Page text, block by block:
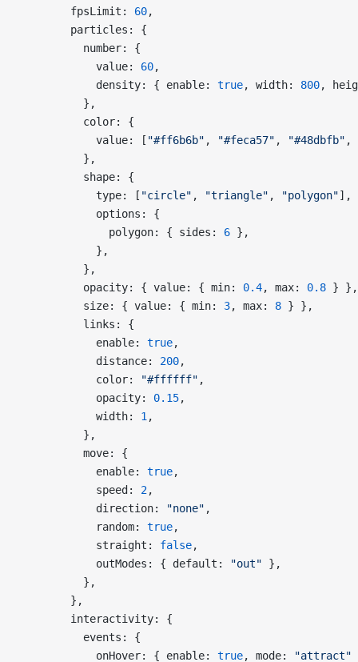
        fpsLimit:
60,
        particles: {
          number: {
            value:
60,
            density: { enable:
true, width: 800,
          },
          color: {
            value: [
"#ff6b6b" , "#feca57" , "#48dbfb" ,
          },
          shape: {
            type: [
"circle" , "triangle" , "polygon"],
            options: {
              polygon: { sides:
6 },
            },
          },
          opacity: { value: { min:
0.4, max: 0.8 } },
          size: { value: { min:
3, max: 8 } },
          links: {
            enable:
true,
            distance:
200,
            color:
"#ffffff" ,
            opacity:
0.15,
            width:
1 ,
          },
          move: {
            enable:
true,
            speed:
2,
            direction:
"none" ,
            random:
true,
            straight:
false,
            outModes: { default:
"out" },
          },
        },
        interactivity: {
          events: {
            onHover: { enable:
true, mode: "attract"